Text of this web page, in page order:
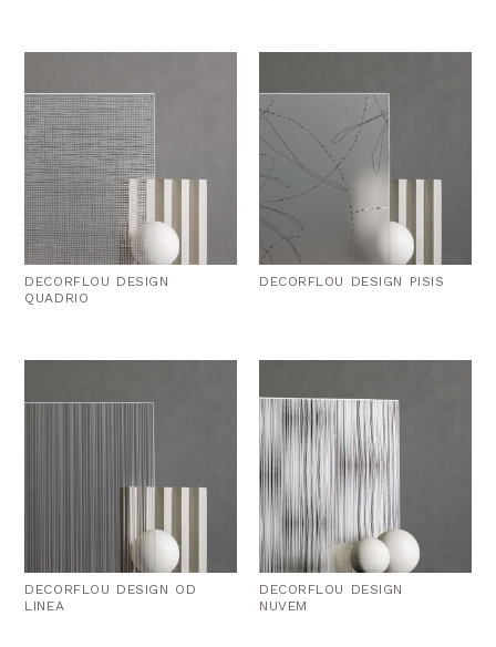
DECORFLOU DESIGN
QUADRIO
DECORFLOU DESIGN PISIS
DECORFLOU DESIGN OD
LINEA
DECORFLOU DESIGN
NUVEM